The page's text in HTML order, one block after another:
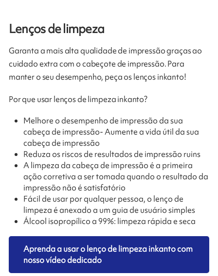
Lenços de limpeza
Garanta a mais alta qualidade de impressão graças ao
cuidado extra com o cabeçote de impressão. Para
manter o seu desempenho, peça os lenços inkanto!
Por que usar lenços de limpeza inkanto?
Melhore o desempenho de impressão da sua
cabeça de impressão- Aumente a vida útil da sua
cabeça de impressão
Reduza os riscos de resultados de impressão ruins
A limpeza da cabeça de impressão é a primeira
ação corretiva a ser tomada quando o resultado da
impressão não é satisfatório
Fácil de usar por qualquer pessoa, o lenço de
limpeza é anexado a um guia de usuário simples
Álcool isopropílico a 99%: limpeza rápida e seca
Aprenda a usar o lenço de limpeza inkanto com
nosso vídeo dedicado